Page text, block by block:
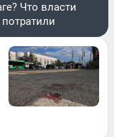
Что власти